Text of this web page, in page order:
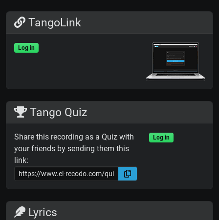
TangoLink
Log in
Tango Quiz
Share this recording as a Quiz with
your friends by sending them this
link:
Log in
Lyrics